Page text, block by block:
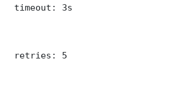
timeout: 3s
retries: 5